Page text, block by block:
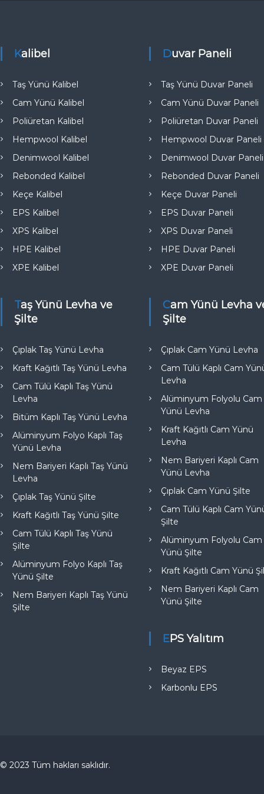
Kalibel
Taş Yünü Kalibel
Cam Yünü Kalibel
Poliüretan Kalibel
Hempwool Kalibel
Denimwool Kalibel
Rebonded Kalibel
Keçe Kalibel
EPS Kalibel
XPS Kalibel
HPE Kalibel
XPE Kalibel
Taş Yünü Levha ve
Şilte
Çıplak Taş Yünü Levha
Kraft Kağıtlı Taş Yünü Levha
Cam Tülü Kaplı Taş Yünü
Levha
Bitüm Kaplı Taş Yünü Levha
Alüminyum Folyo Kaplı Taş
Yünü Levha
Nem Bariyeri Kaplı Taş Yünü
Levha
Çıplak Taş Yünü Şilte
Kraft Kağıtlı Taş Yünü Şilte
Cam Tülü Kaplı Taş Yünü
Şilte
Alüminyum Folyo Kaplı Taş
Yünü Şilte
Nem Bariyeri Kaplı Taş Yünü
Şilte
Duvar Paneli
Taş Yünü Duvar Paneli
Cam Yünü Duvar Paneli
Poliüretan Duvar Paneli
Hempwool Duvar Paneli
Denimwool Duvar Paneli
Rebonded Duvar Paneli
Keçe Duvar Paneli
EPS Duvar Paneli
XPS Duvar Paneli
HPE Duvar Paneli
XPE Duvar Paneli
Cam Yünü Levha ve
Şilte
Çıplak Cam Yünü Levha
Cam Tülü Kaplı Cam
Levha
Alüminyum Folyolu Cam
Yünü Levha
Kraft Kağıtlı Cam Yünü
Levha
Nem Bariyeri Kaplı Cam
Yünü Levha
Çıplak Cam Yünü Şilte
Cam Tülü Kaplı Cam
Şilte
Alüminyum Folyolu Cam
Yünü Şilte
Kraft Kağıtlı Cam Yünü
Nem Bariyeri Kaplı Cam
Yünü Şilte
EPS Yalıtım
Beyaz EPS
Karbonlu EPS
© 2023 Tüm hakları saklıdır.